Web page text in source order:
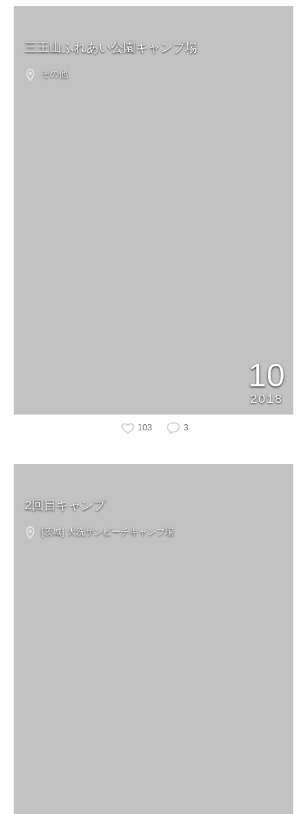
三王山ふれあい公園キャンプ場
その他
10
2018
103 3
2回目キャンプ
[茨城] 大洗サンビーチキャンプ場